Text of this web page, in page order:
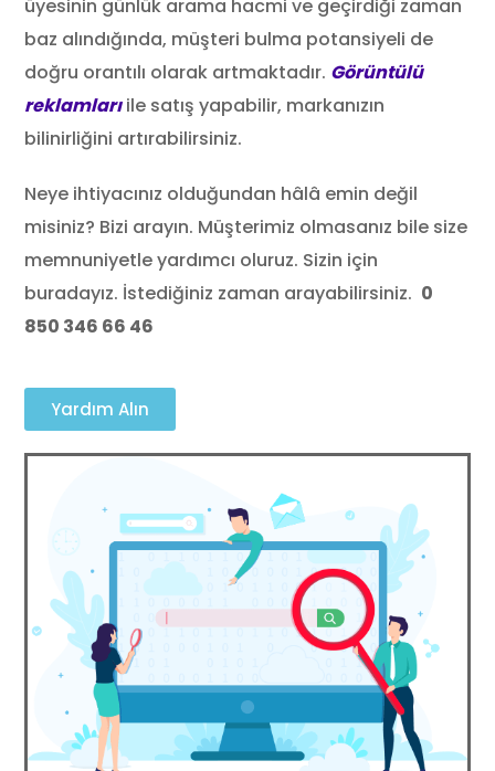
üyesinin günlük arama hacmi ve geçirdiği zaman
baz alındığında, müşteri bulma potansiyeli de
doğru orantılı olarak artmaktadır. Görüntülü
reklamlarıile satış yapabilir, markanızın
bilinirliğini artırabilirsiniz.
Neye ihtiyacınız olduğundan hâlâ emin değil
misiniz? ‌‌Bizi arayın. Müşterimiz olmasanız bile size
memnuniyetle yardımcı oluruz. Sizin için
buradayız. İstediğiniz zaman arayabilirsiniz. 0
850 346 66 46
Yardım Alın